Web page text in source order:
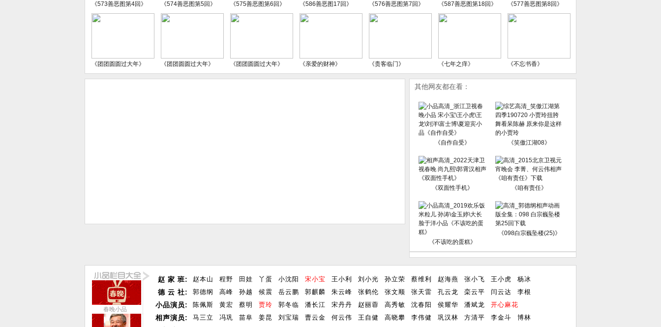
《573善恶图第4回》 《574善恶图第5回》 《575善恶图第6回》 《586善恶图17回》 《576善恶图第7回》 《587善恶图第18回》 《577善恶图第8回》
《团团圆圆过大年》 《团团圆圆过大年》 《团团圆圆过大年》 《亲爱的财神》 《贵客临门》 《七年之痒》 《不忘书香》
其他网友都在看：
《自作自受》 《笑傲江湖08》
《双面性手机》 《咱有责任》
《不该吃的蛋糕》
《098白宗巍坠楼(25)》
春晚小品
赵 家 班:
德 云 社:
小品演员:
相声演员:
赵本山 程野 田娃 丫蛋 小沈阳 宋小宝 王小利 刘小光 孙立荣 蔡维利 赵海燕 张小飞 王小虎
杨冰
郭德纲
高峰 孙越 候震 岳云鹏 郭麒麟 朱云峰 张鹤伦 张文顺 张天雷 孔云龙 栾云平 闫云达
李根
陈佩斯
黄宏 蔡明 贾玲 郭冬临 潘长江 宋丹丹 赵丽蓉 高秀敏 沈春阳 侯耀华 潘斌龙
开心麻花
马三立
冯巩 苗阜 姜昆 刘宝瑞 曹云金 何云伟 王自健 高晓攀 李伟健 巩汉林 方清平 李金斗
博林